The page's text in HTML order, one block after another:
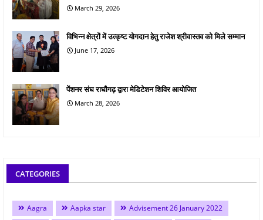
March 29, 2026
विभिन्न क्षेत्रों में उत्कृष्ट योगदान हेतु राजेश श्रीवास्तव को मिले सम्मान
June 17, 2026
पेंशनर संघ राघौगढ़ द्वारा मेडिटेशन शिविर आयोजित
March 28, 2026
CATEGORIES
Aagra Aapka star
Advisement 26 January 2022